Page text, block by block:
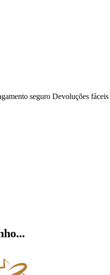
seguro Devoluções fáceis